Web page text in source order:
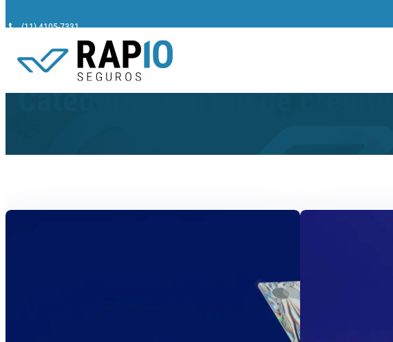
(11) 4105-7331
Categoria:Cartão de crédito